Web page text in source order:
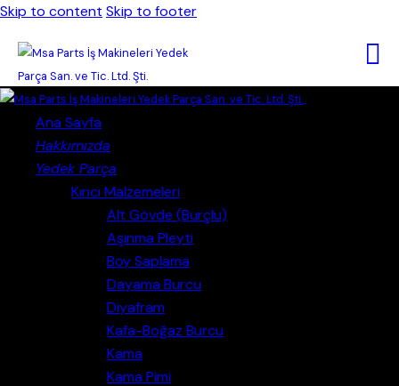
Skip to content Skip to footer
Ana Sayfa
Hakkımızda
Yedek Parça
Kırıcı Malzemeleri
Alt Gövde (Burçlu)
Aşınma Pleyti
Boy Saplama
Dayama Burcu
Diyafram
Kafa-Boğaz Burcu
Kama
Kama Pimi